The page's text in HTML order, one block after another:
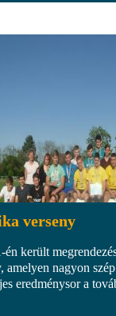
verseny
én került
amelyen nagyon
eredménysor a